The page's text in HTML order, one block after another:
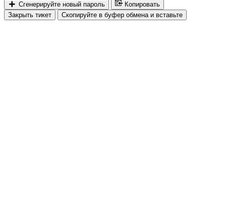
Сгенерируйте новый пароль
Копировать
Закрыть тикет
Скопируйте в буфер обмена и вставьте